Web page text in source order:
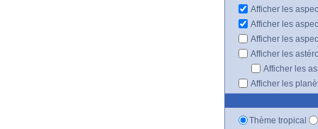
Afficher les
Afficher les
Afficher les
Afficher les
Afficher les
Afficher les
Thème tropical